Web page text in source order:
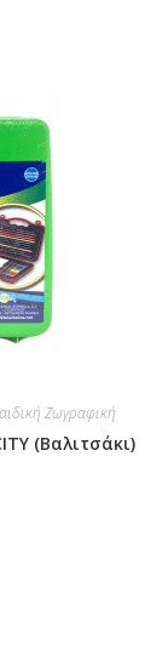
Ζωγραφική
(Βαλιτσάκι)